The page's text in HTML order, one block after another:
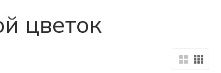
цветок